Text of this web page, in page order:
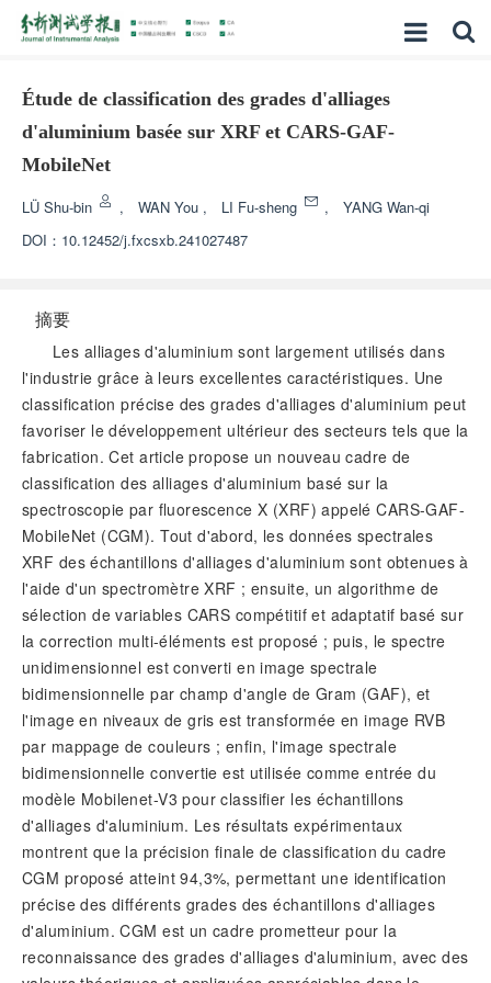
Étude de classification des grades d'alliages
d'aluminium basée sur XRF et CARS-GAF-
MobileNet
LÜ Shu-bin , WAN You , LI Fu-sheng ,
YANG Wan-qi
DOI： 10.12452/j.fxcsxb.241027487
摘要
Les alliages d'aluminium sont largement utilisés dans
l'industrie grâce à leurs excellentes caractéristiques. Une
classification précise des grades d'alliages d'aluminium peut
favoriser le développement ultérieur des secteurs tels que la
fabrication. Cet article propose un nouveau cadre de
classification des alliages d'aluminium basé sur la
spectroscopie par fluorescence X (XRF) appelé CARS-GAF-
MobileNet (CGM). Tout d'abord, les données spectrales
XRF des échantillons d'alliages d'aluminium sont obtenues à
l'aide d'un spectromètre XRF ; ensuite, un algorithme de
sélection de variables CARS compétitif et adaptatif basé sur
la correction multi-éléments est proposé ; puis, le spectre
unidimensionnel est converti en image spectrale
bidimensionnelle par champ d'angle de Gram (GAF), et
l'image en niveaux de gris est transformée en image RVB
par mappage de couleurs ; enfin, l'image spectrale
bidimensionnelle convertie est utilisée comme entrée du
modèle Mobilenet-V3 pour classifier les échantillons
d'alliages d'aluminium. Les résultats expérimentaux
montrent que la précision finale de classification du cadre
CGM proposé atteint 94,3%, permettant une identification
précise des différents grades des échantillons d'alliages
d'aluminium. CGM est un cadre prometteur pour la
reconnaissance des grades d'alliages d'aluminium, avec des